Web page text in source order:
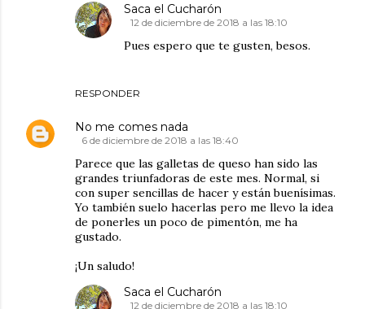
RESPONDER
Saca el Cucharón
12 de diciembre de 2018 a las 18:10
Pues espero que te gusten, besos.
No me comes nada
6 de diciembre de 2018 a las 18:40
Parece que las galletas de queso han sido las
grandes triunfadoras de este mes. Normal, si
con super sencillas de hacer y están buenísimas.
Yo también suelo hacerlas pero me llevo la idea
de ponerles un poco de pimentón, me ha
gustado.
¡Un saludo!
Saca el Cucharón
12 de diciembre de 2018 a las 18:10